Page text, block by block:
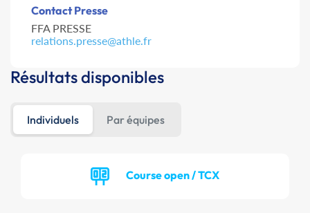
Contact Presse
FFA PRESSE
relations.presse@athle.fr
Résultats disponibles
Individuels Par équipes
Course open / TCX